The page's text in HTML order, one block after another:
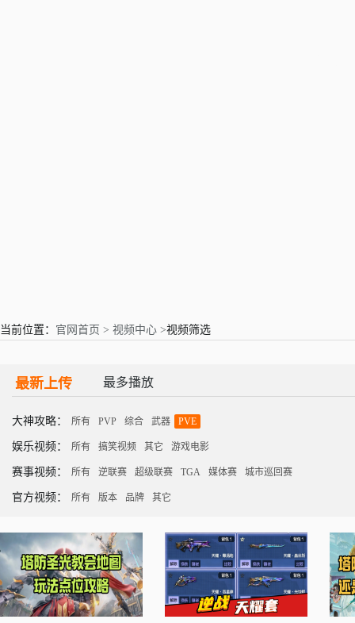
当前位置： 官网首页 > 视频中心 >视频筛选
最新上传 最多播放
大神攻略： 所有 PVP 综合 武器 PVE
娱乐视频： 所有 搞笑视频 其它 游戏电影
赛事视频： 所有 逆联赛 超级联赛 TGA 媒体赛 城市巡回赛
官方视频： 所有 版本 品牌 其它